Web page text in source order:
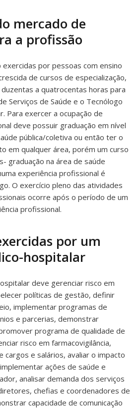
mercado de
a profissão
exercidas por pessoas com ensino
de cursos de especialização,
a quatrocentas horas para
Serviços de Saúde e o Tecnólogo
Para exercer a ocupação de
deve possuir graduação em nível
pública/coletiva ou então ter o
em qualquer área, porém um curso
graduação na área de saúde
experiência profissional é
O exercício pleno das atividades
ocorre após o período de um
profissional.
por um
hospitalar
deve gerenciar risco em
políticas de gestão, definir
implementar programas de
e parcerias, demonstrar
programa de qualidade de
risco em farmacovigilância,
cargos e salários, avaliar o impacto
ações de saúde e
analisar demanda dos serviços
chefias e coordenadores de
capacidade de comunicação